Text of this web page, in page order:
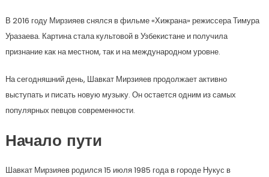
В 2016 году Мирзияев снялся в фильме «Хижрана» режиссера Тимура
Уразаева. Картина стала культовой в Узбекистане и получила
признание как на местном, так и на международном уровне.
На сегодняшний день, Шавкат Мирзияев продолжает активно
выступать и писать новую музыку. Он остается одним из самых
популярных певцов современности.
Начало пути
Шавкат Мирзияев родился 15 июля 1985 года в городе Нукус в